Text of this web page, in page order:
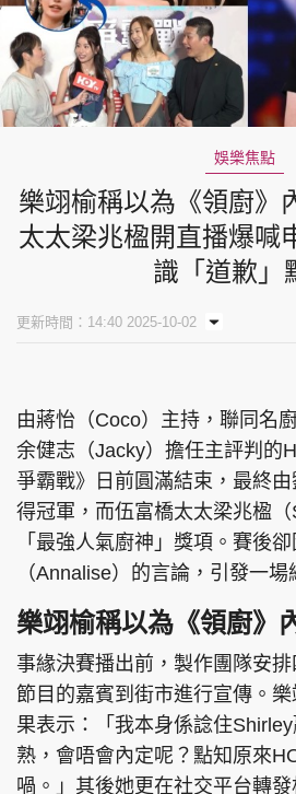
娛樂焦點
樂翊榆稱以為《領廚》
太太梁兆楹開直播爆喊
識「道歉」
更新時間：14:40 2025-10-02
由蔣怡（Coco）主持，聯同名
余健志（Jacky）擔任主評判的
爭霸戰》日前圓滿結束，最終
得冠軍，而伍富橋太太梁兆楹
「最強人氣廚神」獎項。賽後
（Annalise）的言論，引發一場
樂翊榆稱以為《領廚》
事緣決賽播出前，製作團隊安
節目的嘉賓到街市進行宣傳。
果表示：「我本身係諗住
熟，會唔會內定呢？點知原來
喎。」其後她更在社交平台轉